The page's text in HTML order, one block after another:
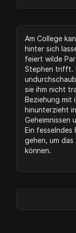
Am College
hinter sich
feiert wilde
Stephen trifft.
sie ihm nicht
Beziehung mit
hinunterzieht
Geheimnissen
Ein
gehen, um
können.